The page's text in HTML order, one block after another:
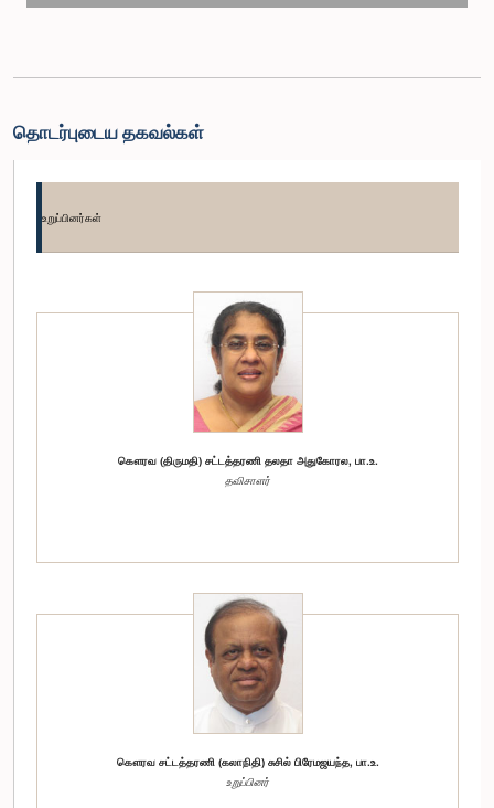
தொடர்புடைய தகவல்கள்
உறுப்பினர்கள்
கௌரவ (திருமதி) சட்டத்தரணி தலதா அதுகோரல, பா.உ.
தவிசாளர்
கௌரவ சட்டத்தரணி (கலாநிதி) சுசில் பிரேமஜயந்த, பா.உ.
உறுப்பினர்